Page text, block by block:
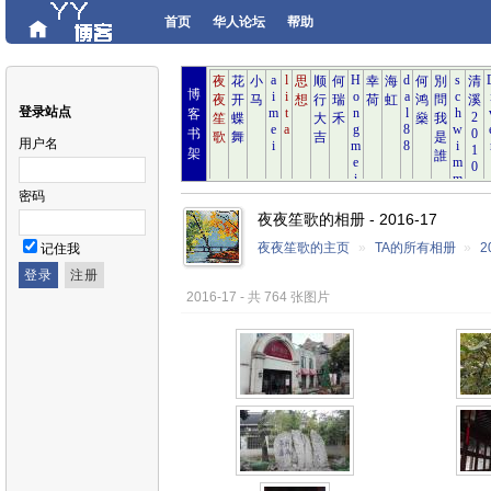
首页 华人论坛 帮助
登录站点
用户名
密码
记住我
博
客
书
架
夜夜笙歌的相册 - 2016-17
夜夜笙歌的主页 » TA的所有相册 »
2016-17 - 共 764 张图片